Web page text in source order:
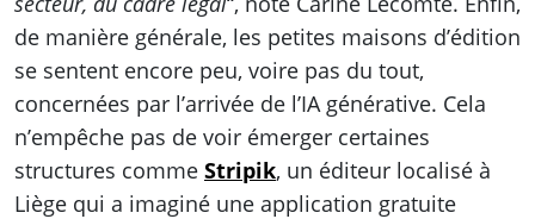
de manière générale, les petites maisons d’édition
se sentent encore peu, voire pas du tout,
concernées par l’arrivée de l’IA générative. Cela
n’empêche pas de voir émerger certaines
structures comme Stripik, un éditeur localisé à
Liège qui a imaginé une application gratuite